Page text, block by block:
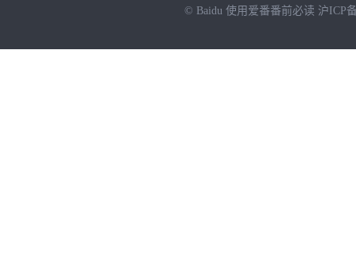
© Baidu 使用爱番番前必读 沪ICP